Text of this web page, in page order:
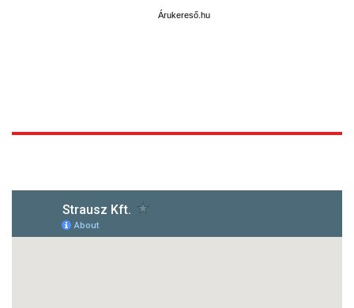
Árukereső.hu